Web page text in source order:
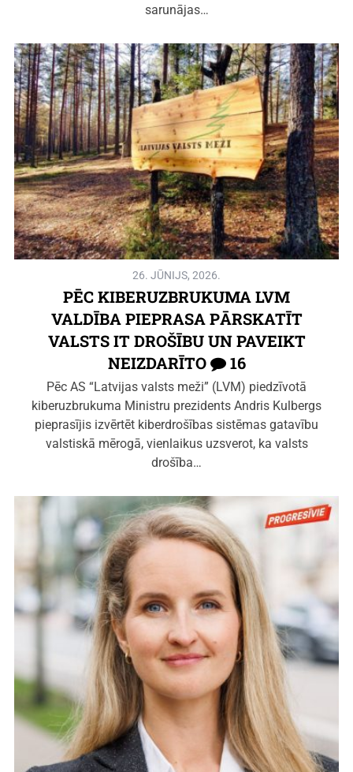
sarunājas…
26. JŪNIJS, 2026.
PĒC KIBERUZBRUKUMA LVM
VALDĪBA PIEPRASA PĀRSKATĪT
VALSTS IT DROŠĪBU UN PAVEIKT
NEIZDARĪTO
16
Pēc AS “Latvijas valsts meži” (LVM) piedzīvotā
kiberuzbrukuma Ministru prezidents Andris Kulbergs
pieprasījis izvērtēt kiberdrošības sistēmas gatavību
valstiskā mērogā, vienlaikus uzsverot, ka valsts
drošība…